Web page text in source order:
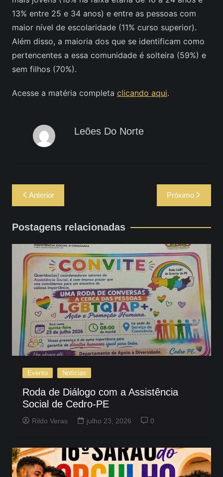
13% entre 25 e 34 anos) e entre as pessoas com
maior nível de escolaridade (11% curso superior).
Além disso, a maioria dos que se identificam como
pertencentes a essa comunidade é solteira (59%) e
sem filhos (70%).
Acesse a matéria completa clicando aqui.
Leões Do Norte
Navegação
de
Post
Anterior Próximo
Postagens relacionadas
Evento Notícias
Roda de Diálogo com a Assistência
Social de Cedro-PE
Rildo Veras julho 23, 2026 0